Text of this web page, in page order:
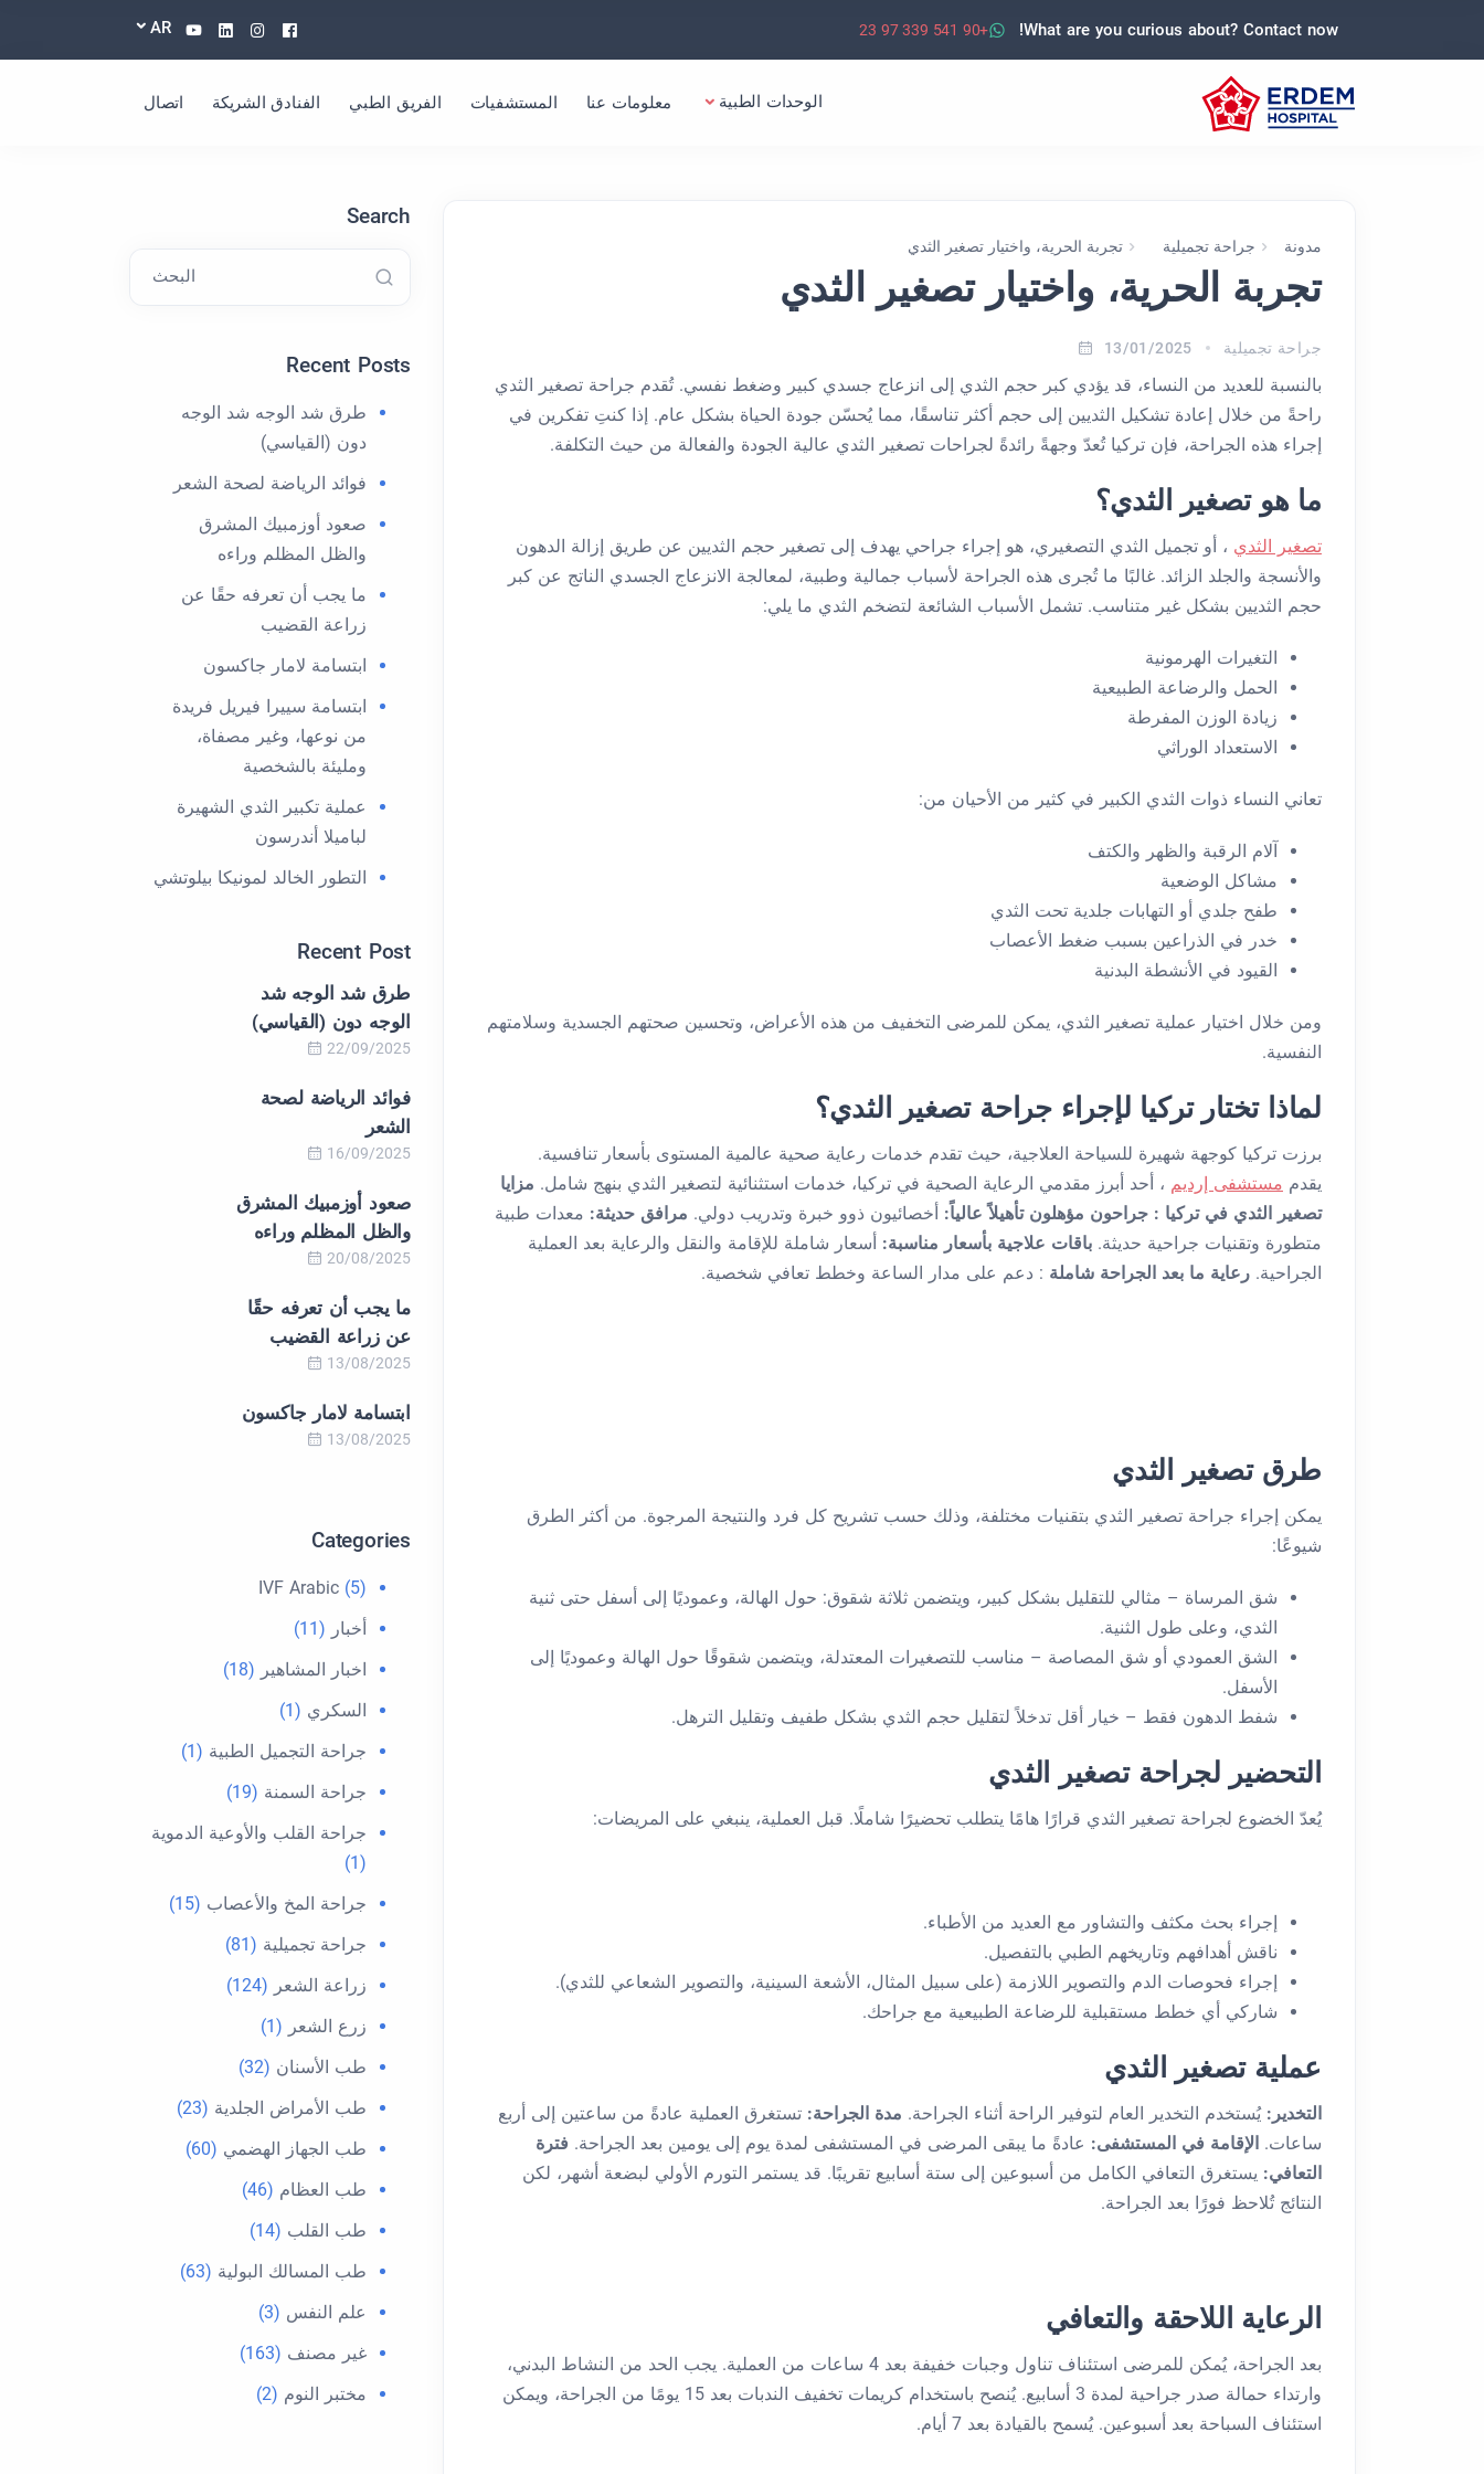
What are you curious about? Contact now!
+90 541 339 97 23
Facebook
Instagram
Linkedin
Youtube
AR
الوحدات الطبية معلومات عنا المستشفيات الفريق الطبي الفنادق الشريكة اتصال
مدونة جراحة تجميلية تجربة الحرية، واختيار تصغير الثدي
تجربة الحرية، واختيار تصغير الثدي
جراحة تجميلية 13/01/2025
بالنسبة للعديد من النساء، قد يؤدي كبر حجم الثدي إلى انزعاج جسدي كبير وضغط نفسي. تُقدم جراحة تصغير الثدي
راحةً من خلال إعادة تشكيل الثديين إلى حجم أكثر تناسقًا، مما يُحسّن جودة الحياة بشكل عام. إذا كنتِ تفكرين في
إجراء هذه الجراحة، فإن تركيا تُعدّ وجهةً رائدةً لجراحات تصغير الثدي عالية الجودة والفعالة من حيث التكلفة.
ما هو تصغير الثدي؟
تصغير الثدي ، أو تجميل الثدي التصغيري، هو إجراء جراحي يهدف إلى تصغير حجم الثديين عن طريق إزالة الدهون
والأنسجة والجلد الزائد. غالبًا ما تُجرى هذه الجراحة لأسباب جمالية وطبية، لمعالجة الانزعاج الجسدي الناتج عن كبر
حجم الثديين بشكل غير متناسب. تشمل الأسباب الشائعة لتضخم الثدي ما يلي:
التغيرات الهرمونية
الحمل والرضاعة الطبيعية
زيادة الوزن المفرطة
الاستعداد الوراثي
تعاني النساء ذوات الثدي الكبير في كثير من الأحيان من:
آلام الرقبة والظهر والكتف
مشاكل الوضعية
طفح جلدي أو التهابات جلدية تحت الثدي
خدر في الذراعين بسبب ضغط الأعصاب
القيود في الأنشطة البدنية
ومن خلال اختيار عملية تصغير الثدي، يمكن للمرضى التخفيف من هذه الأعراض، وتحسين صحتهم الجسدية وسلامتهم
النفسية.
لماذا تختار تركيا لإجراء جراحة تصغير الثدي؟
برزت تركيا كوجهة شهيرة للسياحة العلاجية، حيث تقدم خدمات رعاية صحية عالمية المستوى بأسعار تنافسية.
يقدم مستشفى إرديم ، أحد أبرز مقدمي الرعاية الصحية في تركيا، خدمات استثنائية لتصغير الثدي بنهج شامل. مزايا
تصغير الثدي في تركيا : جراحون مؤهلون تأهيلاً عالياً: أخصائيون ذوو خبرة وتدريب دولي. مرافق حديثة: معدات طبية
متطورة وتقنيات جراحية حديثة. باقات علاجية بأسعار مناسبة: أسعار شاملة للإقامة والنقل والرعاية بعد العملية
الجراحية. رعاية ما بعد الجراحة شاملة : دعم على مدار الساعة وخطط تعافي شخصية.
طرق تصغير الثدي
يمكن إجراء جراحة تصغير الثدي بتقنيات مختلفة، وذلك حسب تشريح كل فرد والنتيجة المرجوة. من أكثر الطرق
شيوعًا:
شق المرساة – مثالي للتقليل بشكل كبير، ويتضمن ثلاثة شقوق: حول الهالة، وعموديًا إلى أسفل حتى ثنية
الثدي، وعلى طول الثنية.
الشق العمودي أو شق المصاصة – مناسب للتصغيرات المعتدلة، ويتضمن شقوقًا حول الهالة وعموديًا إلى
الأسفل.
شفط الدهون فقط – خيار أقل تدخلاً لتقليل حجم الثدي بشكل طفيف وتقليل الترهل.
التحضير لجراحة تصغير الثدي
يُعدّ الخضوع لجراحة تصغير الثدي قرارًا هامًا يتطلب تحضيرًا شاملًا. قبل العملية، ينبغي على المريضات:
إجراء بحث مكثف والتشاور مع العديد من الأطباء.
ناقش أهدافهم وتاريخهم الطبي بالتفصيل.
إجراء فحوصات الدم والتصوير اللازمة (على سبيل المثال، الأشعة السينية، والتصوير الشعاعي للثدي).
شاركي أي خطط مستقبلية للرضاعة الطبيعية مع جراحك.
عملية تصغير الثدي
التخدير:يُستخدم التخدير العام لتوفير الراحة أثناء الجراحة. مدة الجراحة: تستغرق العملية عادةً من ساعتين إلى أربع
ساعات. الإقامة في المستشفى: عادةً ما يبقى المرضى في المستشفى لمدة يوم إلى يومين بعد الجراحة. فترة
التعافي: يستغرق التعافي الكامل من أسبوعين إلى ستة أسابيع تقريبًا. قد يستمر التورم الأولي لبضعة أشهر، لكن
النتائج تُلاحظ فورًا بعد الجراحة.
الرعاية اللاحقة والتعافي
بعد الجراحة، يُمكن للمرضى استئناف تناول وجبات خفيفة بعد 4 ساعات من العملية. يجب الحد من النشاط البدني،
وارتداء حمالة صدر جراحية لمدة 3 أسابيع. يُنصح باستخدام كريمات تخفيف الندبات بعد 15 يومًا من الجراحة، ويمكن
استئناف السباحة بعد أسبوعين. يُسمح بالقيادة بعد 7 أيام.
Search
البحث
Recent Posts
طرق شد الوجه شد الوجه
دون (القياسي)
فوائد الرياضة لصحة الشعر
صعود أوزمبيك المشرق
والظل المظلم وراءه
ما يجب أن تعرفه حقًا عن
زراعة القضيب
ابتسامة لامار جاكسون
ابتسامة سييرا فيريل فريدة
من نوعها، وغير مصفاة،
ومليئة بالشخصية
عملية تكبير الثدي الشهيرة
لباميلا أندرسون
التطور الخالد لمونيكا بيلوتشي
Recent Post
طرق شد الوجه شد
الوجه دون (القياسي)
22/09/2025
فوائد الرياضة لصحة
الشعر
16/09/2025
صعود أوزمبيك المشرق
والظل المظلم وراءه
20/08/2025
ما يجب أن تعرفه حقًا
عن زراعة القضيب
13/08/2025
ابتسامة لامار جاكسون
13/08/2025
Categories
IVF Arabic (5)
أخبار (11)
اخبار المشاهير (18)
السكري (1)
جراحة التجميل الطبية (1)
جراحة السمنة (19)
جراحة القلب والأوعية الدموية
(1)
جراحة المخ والأعصاب (15)
جراحة تجميلية (81)
زراعة الشعر (124)
زرع الشعر (1)
طب الأسنان (32)
طب الأمراض الجلدية (23)
طب الجهاز الهضمي (60)
طب العظام (46)
طب القلب (14)
طب المسالك البولية (63)
علم النفس (3)
غير مصنف (163)
مختبر النوم (2)